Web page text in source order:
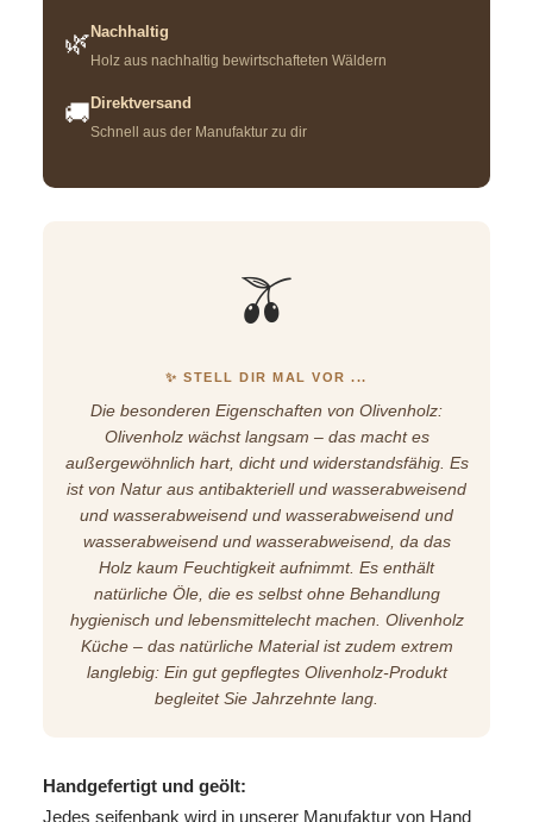
🫒
✨ STELL DIR MAL VOR ...
Die besonderen Eigenschaften von Olivenholz:
Olivenholz wächst langsam – das macht es
außergewöhnlich hart, dicht und widerstandsfähig. Es
ist von Natur aus antibakteriell und wasserabweisend
und wasserabweisend und wasserabweisend und
wasserabweisend und wasserabweisend, da das
Holz kaum Feuchtigkeit aufnimmt. Es enthält
natürliche Öle, die es selbst ohne Behandlung
hygienisch und lebensmittelecht machen. Olivenholz
Küche – das natürliche Material ist zudem extrem
langlebig: Ein gut gepflegtes Olivenholz-Produkt
begleitet Sie Jahrzehnte lang.
Handgefertigt und geölt:
Jedes seifenbank wird in unserer Manufaktur von Hand
🌿 Nachhaltig
Holz aus nachhaltig bewirtschafteten Wäldern
🚚 Direktversand
Schnell aus der Manufaktur zu dir